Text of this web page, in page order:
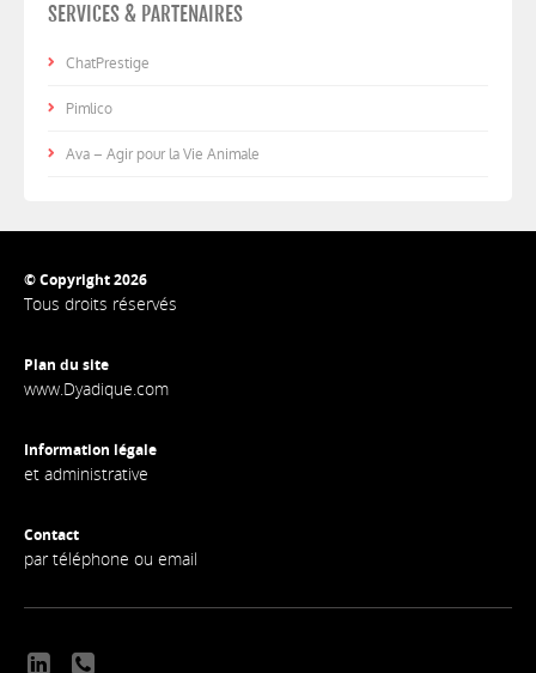
SERVICES & PARTENAIRES
ChatPrestige
Pimlico
Ava – Agir pour la Vie Animale
© Copyright 2026
Tous droits réservés
Plan du site
www.Dyadique.com
Information légale
et administrative
Contact
par téléphone ou email